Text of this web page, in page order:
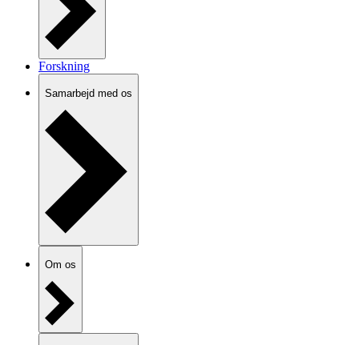
Forskning
Samarbejd med os
Om os